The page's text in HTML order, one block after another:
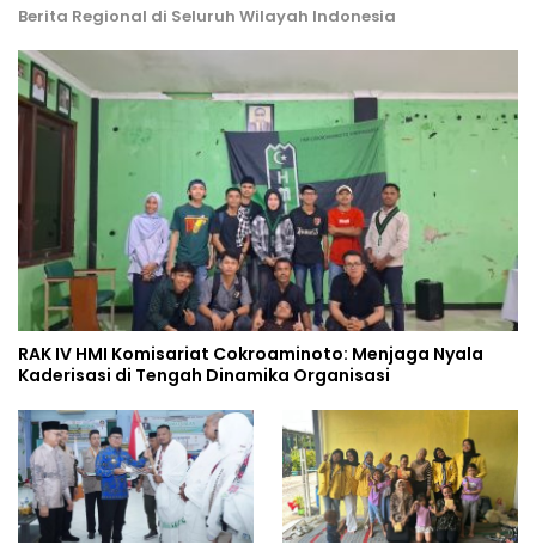
Berita Regional di Seluruh Wilayah Indonesia
RAK IV HMI Komisariat Cokroaminoto: Menjaga Nyala
Kaderisasi di Tengah Dinamika Organisasi